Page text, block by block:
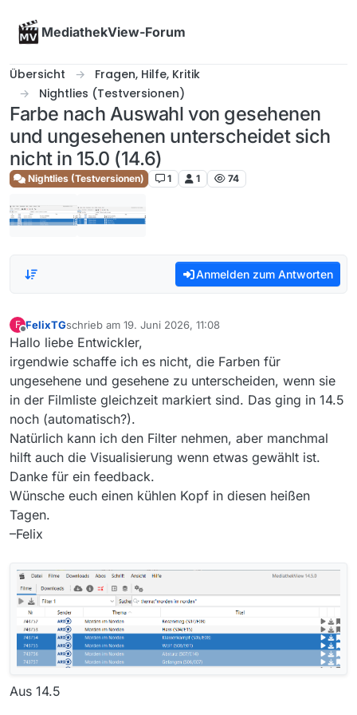
MediathekView-Forum
Übersicht
Fragen, Hilfe, Kritik
Nightlies (Testversionen)
Farbe nach Auswahl von gesehenen
und ungesehenen unterscheidet sich
nicht in 15.0 (14.6)
Nightlies (Testversionen) 1 1 74
Anmelden zum Antworten
F
Offline
FelixTGschrieb am 19. Juni 2026, 11:08
zuletzt editiert von
Hallo liebe Entwickler,
irgendwie schaffe ich es nicht, die Farben für
ungesehene und gesehene zu unterscheiden, wenn sie
in der Filmliste gleichzeit markiert sind. Das ging in 14.5
noch (automatisch?).
Natürlich kann ich den Filter nehmen, aber manchmal
hilft auch die Visualisierung wenn etwas gewählt ist.
Danke für ein feedback.
Wünsche euch einen kühlen Kopf in diesen heißen
Tagen.
–Felix
Aus 14.5